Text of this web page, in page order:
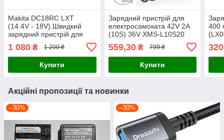
Makita DC18RC LXT
(14.4V - 18V).Швидкий
зарядний пристрій для
1 080 ₴ 1 200 ₴
Купити
Зарядний пристрій для
електросамоката 42V 2A
(10S) 36V XMS-L10S20
роз'єм 3-pin Aviation GX12
(12.5 мм). Вітринний
зразок!!!
559,30₴ 799 ₴
Купити
400
320
Акційні пропозиції та новинки
–30% –30%